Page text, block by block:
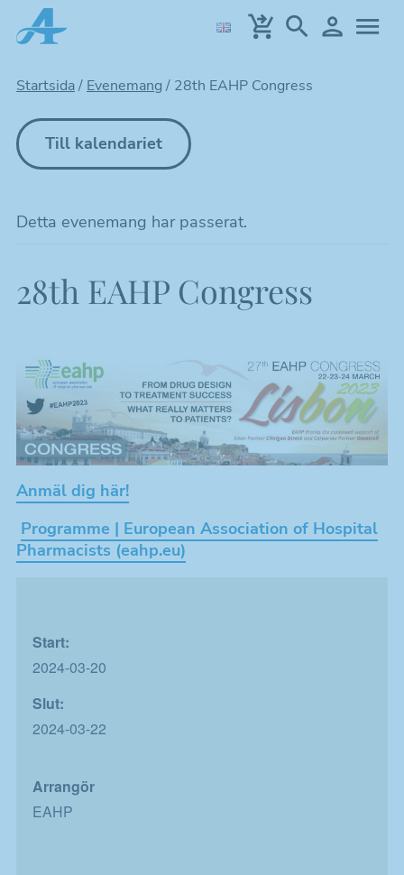
Hoppa
till
Startsida/ Evenemang / 28th EAHP Congress
Till kalendariet
Detta evenemang har passerat.
28th EAHP Congress
Anmäl dig här!
Programme | European Association of Hospital
Pharmacists (eahp.eu)
Start:
2024-03-20
Slut:
2024-03-22
Arrangör
EAHP